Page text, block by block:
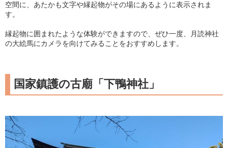
空間に、あたかも文字や縁起物がその場にあるように表示されま
す。
縁起物に囲まれたような体験ができますので、ぜひ一度、月読神社
の大絵馬にカメラを向けてみることをおすすめします。
国家鎮護の古廟「下鴨神社」